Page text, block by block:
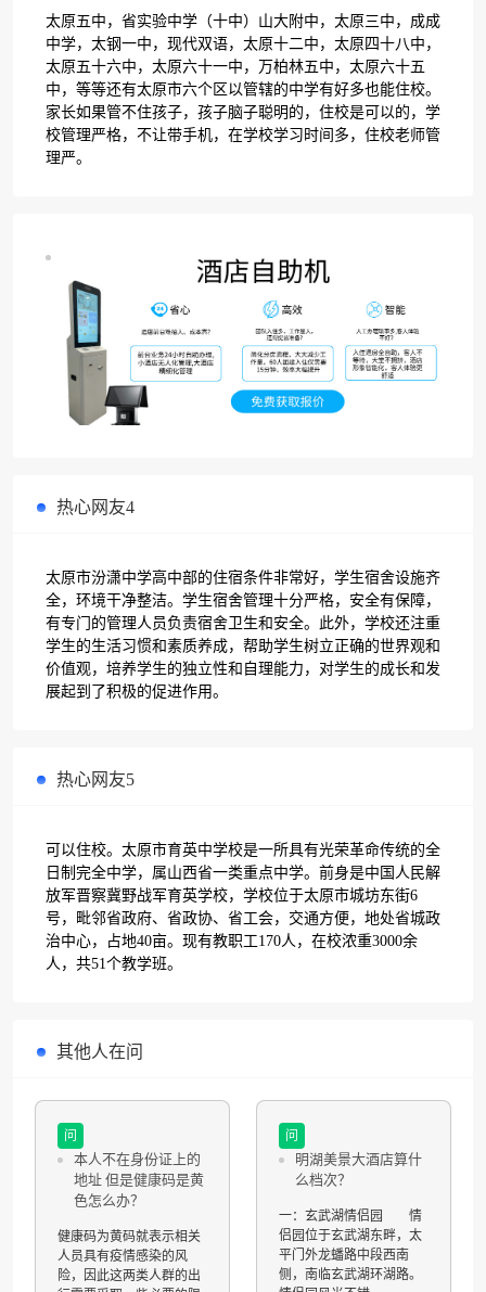
太原五中，省实验中学（十中）山大附中，太原三中，成成
中学，太钢一中，现代双语，太原十二中，太原四十八中，
太原五十六中，太原六十一中，万柏林五中，太原六十五
中，等等还有太原市六个区以管辖的中学有好多也能住校。
家长如果管不住孩子，孩子脑子聪明的，住校是可以的，学
校管理严格，不让带手机，在学校学习时间多，住校老师管
理严。
热心网友4
太原市汾潇中学高中部的住宿条件非常好，学生宿舍设施齐
全，环境干净整洁。学生宿舍管理十分严格，安全有保障，
有专门的管理人员负责宿舍卫生和安全。此外，学校还注重
学生的生活习惯和素质养成，帮助学生树立正确的世界观和
价值观，培养学生的独立性和自理能力，对学生的成长和发
展起到了积极的促进作用。
热心网友5
可以住校。太原市育英中学校是一所具有光荣革命传统的全
日制完全中学，属山西省一类重点中学。前身是中国人民解
放军晋察冀野战军育英学校，学校位于太原市城坊东街6
号，毗邻省政府、省政协、省工会，交通方便，地处省城政
治中心，占地40亩。现有教职工170人，在校浓重3000余
人，共51个教学班。
其他人在问
问
本人不在身份证上的
地址 但是健康码是黄
色怎么办？
健康码为黄码就表示相关
人员具有疫情感染的风
险，因此这两类人群的出
问
明湖美景大酒店算什
么档次？
一：玄武湖情侣园 情
侣园位于玄武湖东畔，太
平门外龙蟠路中段西南
侧，南临玄武湖环湖路。